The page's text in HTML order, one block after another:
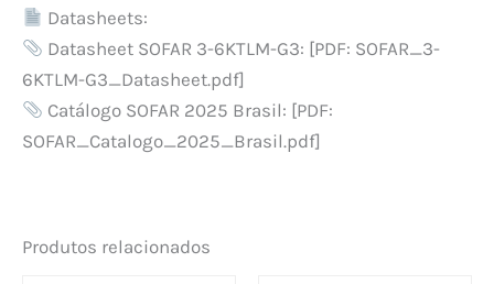
Datasheets:
Datasheet SOFAR 3-6KTLM-G3: [PDF: SOFAR_3-
6KTLM-G3_Datasheet.pdf]
Catálogo SOFAR 2025 Brasil: [PDF:
SOFAR_Catalogo_2025_Brasil.pdf]
Produtos relacionados